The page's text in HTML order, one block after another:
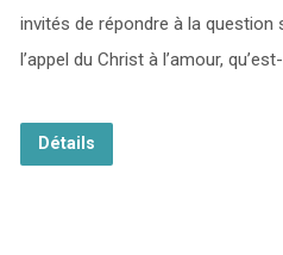
invités de répondre à la question
l’appel du Christ à l’amour,
Détails